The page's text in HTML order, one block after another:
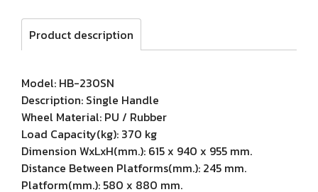
Product description
Model: HB-230SN
Description: Single Handle
Wheel Material: PU / Rubber
Load Capacity(kg): 370 kg
Dimension WxLxH(mm.): 615 x 940 x 955 mm.
Distance Between Platforms(mm.): 245 mm.
Platform(mm.): 580 x 880 mm.